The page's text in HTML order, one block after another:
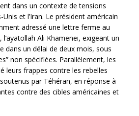
dans un contexte de tensions
et l’Iran. Le président américain
adressé une lettre ferme au
Ali Khamenei, exigeant un
dans un délai de deux mois, sous
non spécifiées. Parallèlement, les
leurs frappes contre les rebelles
par Téhéran, en réponse à
contre des cibles américaines et